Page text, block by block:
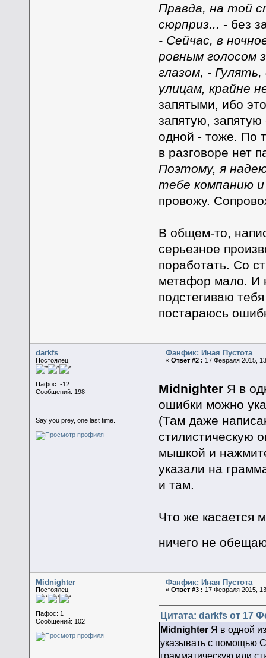
Правда, на той
сюрприз...
- без
- Сейчас, в
ровным голосом
глазом, -
улицам, крайне
запятыми, ибо
запятую,
одной - тоже. По
в разговоре нет
Поэтому, я
тебе компанию
провожу.
В общем-то,
серьезное
поработать. Со
метафор мало. И
подстегиваю
постараюсь
darkfs
Постоялец
Пафос: -12
Сообщений: 198
Say you prey, one last time.
Фанфик: Иная Пустота
«Ответ #2 : 17 Февраля 2015,
MidnighterЯ в
ошибки можно
(Там даже
стилистическую
мышкой и
указали на
и там.
Что же касается
ничего не
Midnighter
Постоялец
Пафос: 1
Сообщений: 102
Фанфик: Иная Пустота
«Ответ #3 : 17 Февраля 2015,
Цитата: darkfs от 17
MidnighterЯ в одной
указывать с помощью
грамматическую или